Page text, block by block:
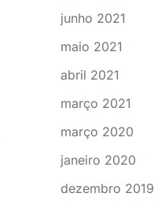
junho 2021
maio 2021
abril 2021
março 2021
março 2020
janeiro 2020
dezembro 2019